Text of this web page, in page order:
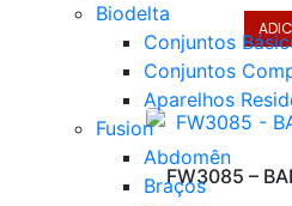
Biodelta
Conjuntos
Conjuntos
Aparelhos
Fusion
Abdomên
Braços
FW3085 –